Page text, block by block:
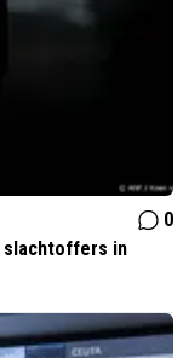
0
slachtoffers in